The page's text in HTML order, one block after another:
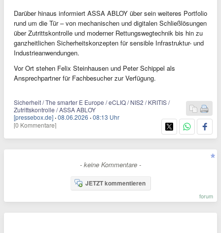
Darüber hinaus informiert ASSA ABLOY über sein weiteres Portfolio
rund um die Tür – von mechanischen und digitalen Schließlösungen
über Zutrittskontrolle und moderner Rettungswegtechnik bis hin zu
ganzheitlichen Sicherheitskonzepten für sensible Infrastruktur- und
Industrieanwendungen.
Vor Ort stehen Felix Steinhausen und Peter Schippel als
Ansprechpartner für Fachbesucher zur Verfügung.
Sicherheit / The smarter E Europe / eCLIQ / NIS2 / KRITIS /
Zutrittskontrolle / ASSA ABLOY
[pressebox.de] ·08.06.2026 ·08:13 Uhr
[0 Kommentare]
- keine Kommentare -
JETZT kommentieren
forum